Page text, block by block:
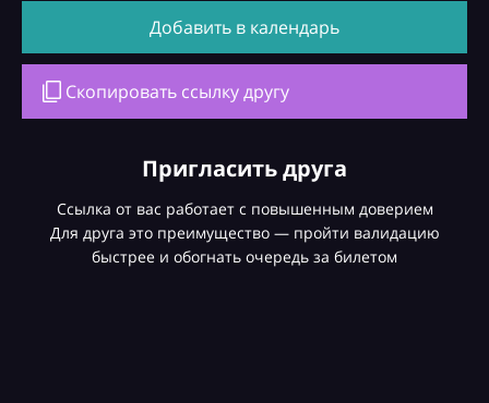
Добавить в календарь
Скопировать ссылку другу
Пригласить друга
Ссылка от вас работает с повышенным доверием
Для друга это преимущество — пройти валидацию
быстрее и обогнать очередь за билетом